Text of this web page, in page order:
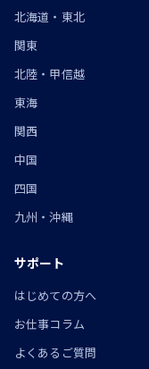
北海道・東北
関東
北陸・甲信越
東海
関西
中国
四国
九州・沖縄
サポート
はじめての方へ
お仕事コラム
よくあるご質問